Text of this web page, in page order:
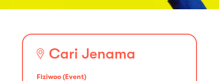
Cari Jenama
Fiziwoo (Event)